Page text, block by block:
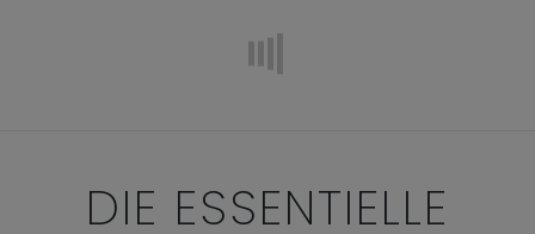
DIE ESSENTIELLE